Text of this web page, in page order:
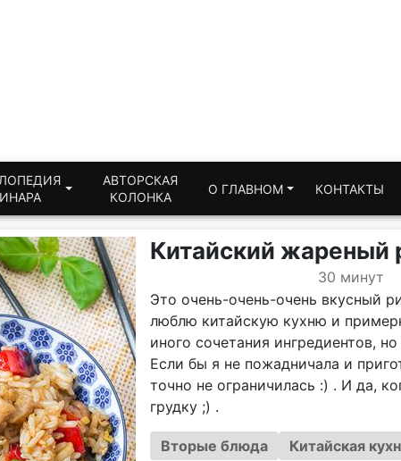
АВТОРСКАЯ
КОЛОНКА
О ГЛАВНОМ КОНТАКТЫ
Китайский жареный
30 минут
Это очень-очень-очень вкусный
люблю китайскую кухню и
иного сочетания ингредиентов,
Если бы я не пожадничала и
точно не ограничилась :) . И да,
грудку ;) .
Вторые блюда
Китайская